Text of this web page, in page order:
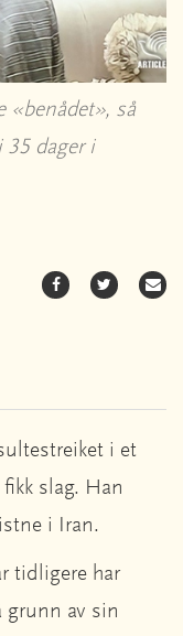
«benådet», så
35 dager i
i et
slag. Han
i Iran.
tidligere har
grunn av sin